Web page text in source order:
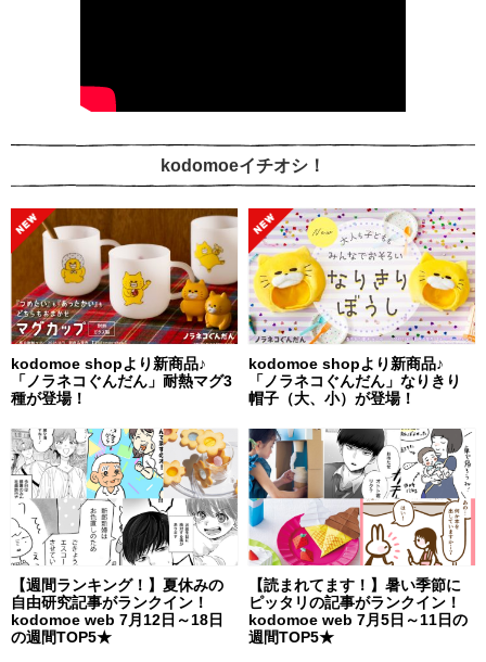
kodomoeイチオシ！
kodomoe shopより新商品♪
「ノラネコぐんだん」耐熱マグ3
種が登場！
kodomoe shopより新商品♪
「ノラネコぐんだん」なりきり
帽子（大、小）が登場！
【週間ランキング！】夏休みの
自由研究記事がランクイン！
kodomoe web 7月12日～18日
の週間TOP5★
【読まれてます！】暑い季節に
ピッタリの記事がランクイン！
kodomoe web 7月5日～11日の
週間TOP5★